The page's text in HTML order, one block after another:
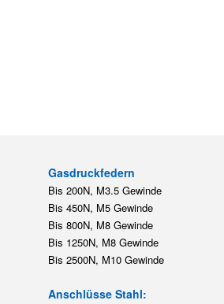
Gasdruckfedern
Bis 200N, M3.5 Gewinde
Bis 450N, M5 Gewinde
Bis 800N, M8 Gewinde
Bis 1250N, M8 Gewinde
Bis 2500N, M10 Gewinde
Anschlüsse Stahl: